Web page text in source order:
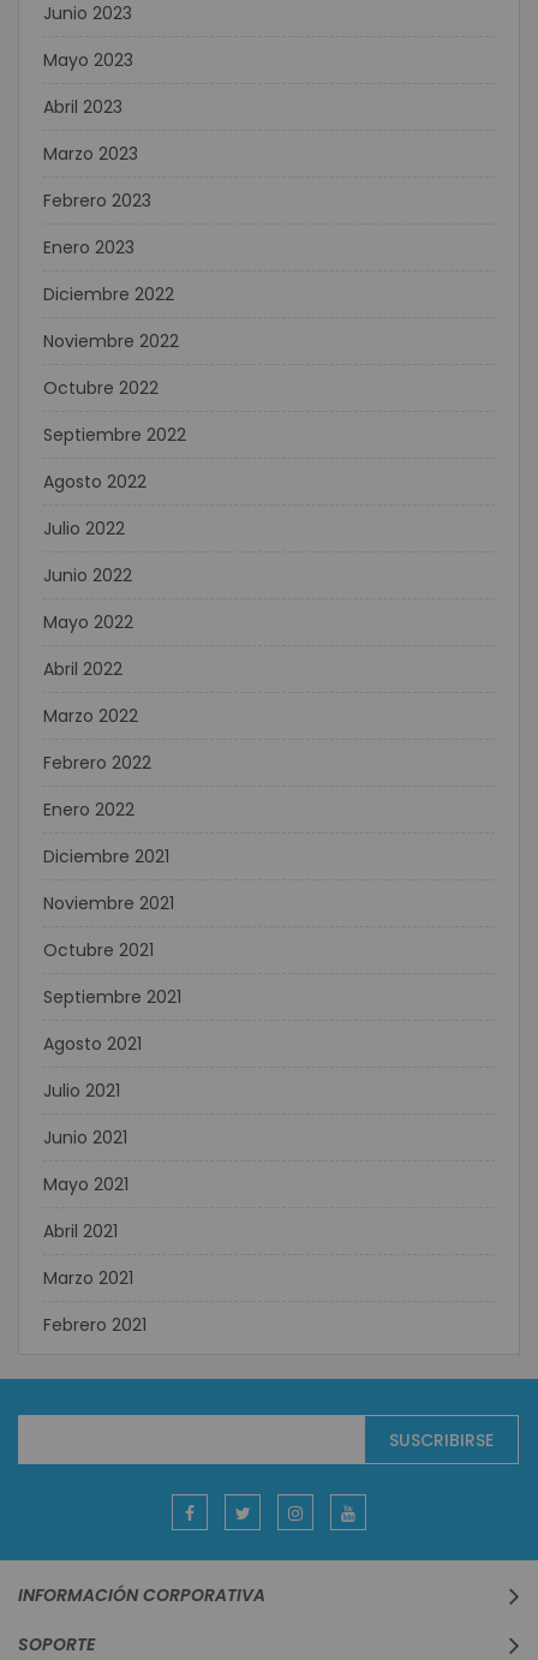
Junio 2023
Mayo 2023
Abril 2023
Marzo 2023
Febrero 2023
Enero 2023
Diciembre 2022
Noviembre 2022
Octubre 2022
Septiembre 2022
Agosto 2022
Julio 2022
Junio 2022
Mayo 2022
Abril 2022
Marzo 2022
Febrero 2022
Enero 2022
Diciembre 2021
Noviembre 2021
Octubre 2021
Septiembre 2021
Agosto 2021
Julio 2021
Junio 2021
Mayo 2021
Abril 2021
Marzo 2021
Febrero 2021
boletín
SUSCRIBIRSE
INFORMACIÓN CORPORATIVA
SOPORTE